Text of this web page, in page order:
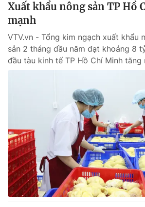
Xuất khẩu nông sản TP Hồ
mạnh
VTV.vn - Tổng kim ngạch xuất khẩu
sản 2 tháng đầu năm đạt khoảng 8
đầu tàu kinh tế TP Hồ Chí Minh tăng